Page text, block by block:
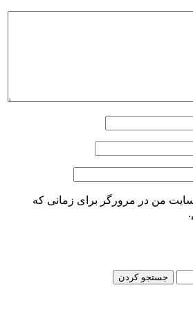
من در مرورگر برای زمانی که
جستجو کردن